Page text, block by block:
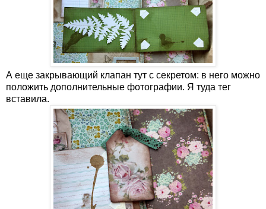
А еще закрывающий клапан тут с секретом: в него можно
положить дополнительные фотографии. Я туда тег
вставила.